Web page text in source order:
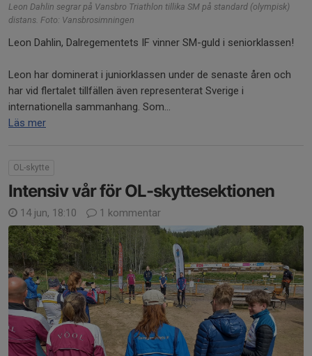
Leon Dahlin segrar på Vansbro Triathlon tillika SM på standard (olympisk)
distans. Foto: Vansbrosimningen
Leon Dahlin, Dalregementets IF vinner SM-guld i seniorklassen!
Leon har dominerat i juniorklassen under de senaste åren och
har vid flertalet tillfällen även representerat Sverige i
internationella sammanhang. Som...
Läs mer
OL-skytte
Intensiv vår för OL-skyttesektionen
14 jun, 18:10 1 kommentar